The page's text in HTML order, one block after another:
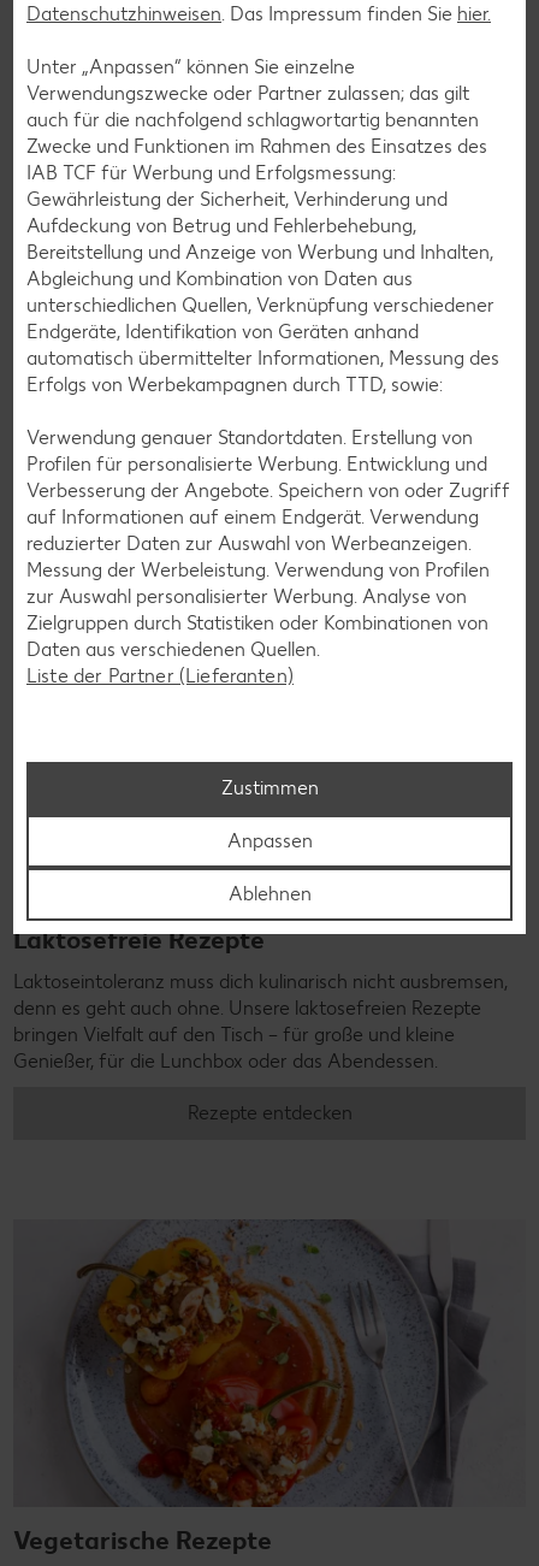
Glutenfreie Rezepte
Wer auf Gluten verzichtet, muss nicht automatisch auf
mit unseren glutenfreien Rezepten zauberst du dir Gerichte,
die nicht nur verträglich, sondern auch richtig lecker sind.
Rezepte entdecken
Laktosefreie Rezepte
Laktoseintoleranz muss dich kulinarisch nicht ausbremsen,
denn es geht auch ohne. Unsere laktosefreien Rezepte
bringen Vielfalt auf den Tisch – für große und kleine
Genießer, für die Lunchbox oder das Abendessen.
Rezepte entdecken
Vegetarische Rezepte
Datenschutzhinweisen . Das Impressum finden Sie hier.
Unter „Anpassen“ können Sie einzelne
Verwendungszwecke oder Partner zulassen; das gilt
auch für die nachfolgend schlagwortartig benannten
Zwecke und Funktionen im Rahmen des Einsatzes des
IAB TCF für Werbung und Erfolgsmessung:
Gewährleistung der Sicherheit, Verhinderung und
Aufdeckung von Betrug und Fehlerbehebung,
Bereitstellung und Anzeige von Werbung und Inhalten,
Abgleichung und Kombination von Daten aus
unterschiedlichen Quellen, Verknüpfung verschiedener
Endgeräte, Identifikation von Geräten anhand
automatisch übermittelter Informationen, Messung des
Erfolgs von Werbekampagnen durch TTD, sowie:
Verwendung genauer Standortdaten. Erstellung von
Profilen für personalisierte Werbung. Entwicklung und
Verbesserung der Angebote. Speichern von oder Zugriff
auf Informationen auf einem Endgerät. Verwendung
reduzierter Daten zur Auswahl von Werbeanzeigen.
Messung der Werbeleistung. Verwendung von Profilen
zur Auswahl personalisierter Werbung. Analyse von
Zielgruppen durch Statistiken oder Kombinationen von
Daten aus verschiedenen Quellen.
Liste der Partner (Lieferanten)
Zustimmen
Anpassen
Ablehnen